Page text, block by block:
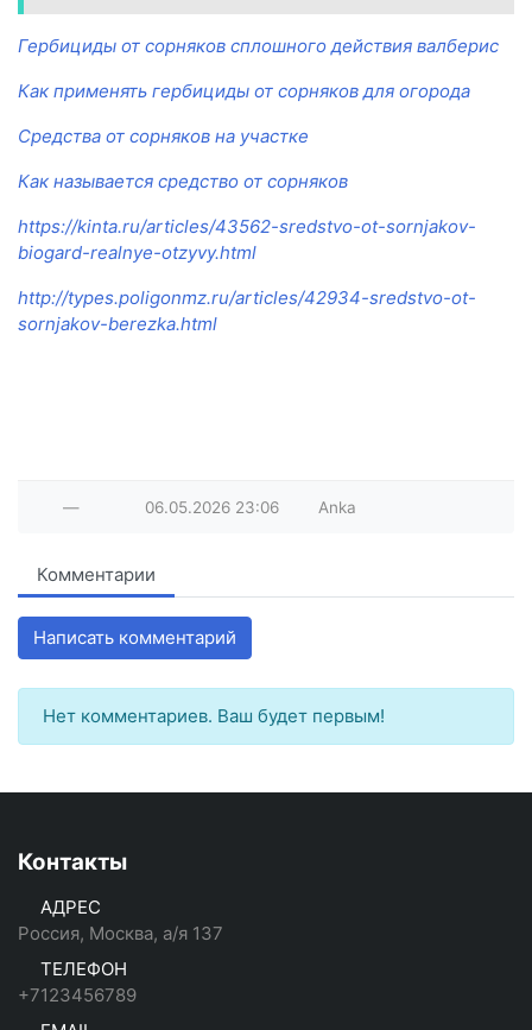
Гербициды от сорняков сплошного действия валберис
Как применять гербициды от сорняков для огорода
Средства от сорняков на участке
Как называется средство от сорняков
https://kinta.ru/articles/43562-sredstvo-ot-sornjakov-
biogard-realnye-otzyvy.html
http://types.poligonmz.ru/articles/42934-sredstvo-ot-
sornjakov-berezka.html
— 06.05.2026 23:06 Anka
Комментарии
Написать комментарий
Нет комментариев. Ваш будет первым!
Контакты
АДРЕС
Россия, Москва, а/я 137
ТЕЛЕФОН
+7123456789